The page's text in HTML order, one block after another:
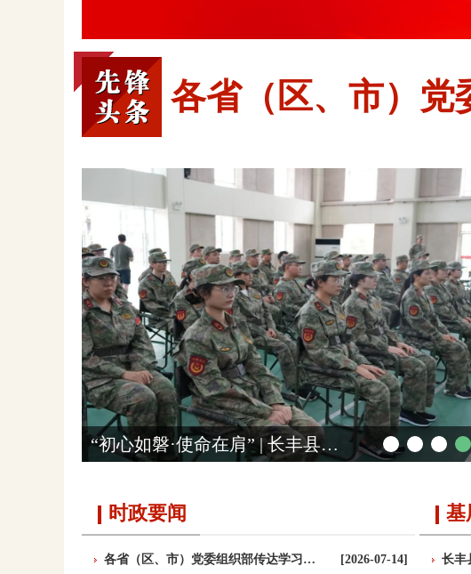
各省（区、市）
“初心如磐·使命在肩” | 长丰县“丰驰…
时政要闻
各省（区、市）党委组织部传达学习…
[2026-07-14]
基
长丰